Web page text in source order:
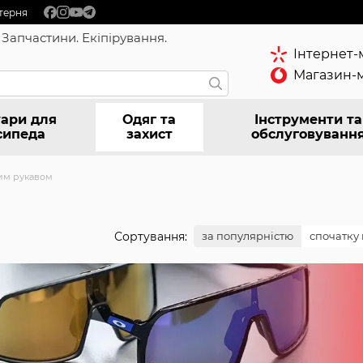
Екіпірування.
Магазин-
для
Одяг та
захист
Інструменти та
рукавом
Сортування: за популярністю спочатку